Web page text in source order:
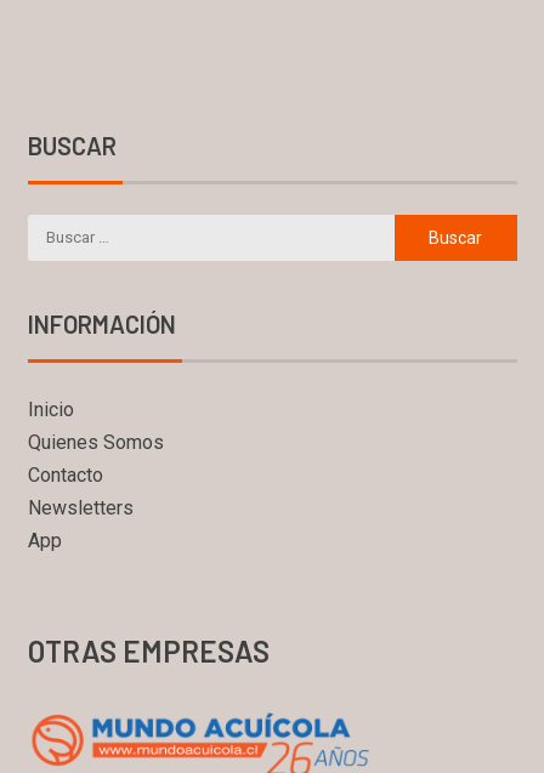
BUSCAR
INFORMACIÓN
Inicio
Quienes Somos
Contacto
Newsletters
App
OTRAS EMPRESAS